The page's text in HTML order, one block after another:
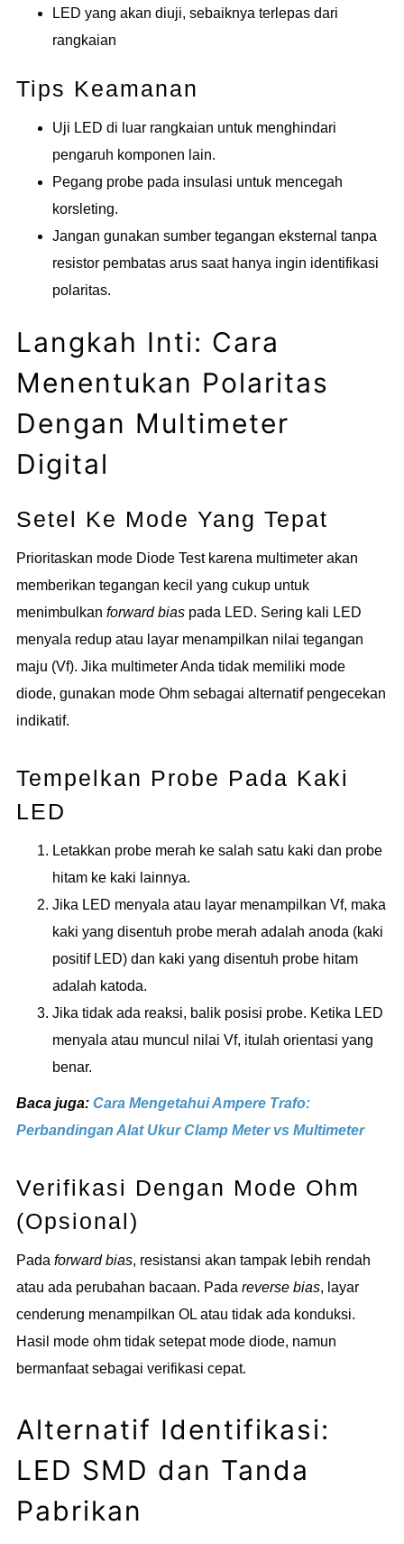
LED yang akan diuji, sebaiknya terlepas dari
rangkaian
Tips Keamanan
Uji LED di luar rangkaian untuk menghindari
pengaruh komponen lain.
Pegang probe pada insulasi untuk mencegah
korsleting.
Jangan gunakan sumber tegangan eksternal tanpa
resistor pembatas arus saat hanya ingin identifikasi
polaritas.
Langkah Inti: Cara
Menentukan Polaritas
Dengan Multimeter
Digital
Setel Ke Mode Yang Tepat
Prioritaskan mode Diode Test karena multimeter akan
memberikan tegangan kecil yang cukup untuk
menimbulkan forward bias pada LED. Sering kali LED
menyala redup atau layar menampilkan nilai tegangan
maju (Vf). Jika multimeter Anda tidak memiliki mode
diode, gunakan mode Ohm sebagai alternatif pengecekan
indikatif.
Tempelkan Probe Pada Kaki
LED
Letakkan probe merah ke salah satu kaki dan probe
hitam ke kaki lainnya.
Jika LED menyala atau layar menampilkan Vf, maka
kaki yang disentuh probe merah adalah anoda (kaki
positif LED) dan kaki yang disentuh probe hitam
adalah katoda.
Jika tidak ada reaksi, balik posisi probe. Ketika LED
menyala atau muncul nilai Vf, itulah orientasi yang
benar.
Baca juga: Cara Mengetahui Ampere Trafo:
Perbandingan Alat Ukur Clamp Meter vs Multimeter
Verifikasi Dengan Mode Ohm
(Opsional)
Pada forward bias, resistansi akan tampak lebih rendah
atau ada perubahan bacaan. Pada reverse bias, layar
cenderung menampilkan OL atau tidak ada konduksi.
Hasil mode ohm tidak setepat mode diode, namun
bermanfaat sebagai verifikasi cepat.
Alternatif Identifikasi:
LED SMD dan Tanda
Pabrikan